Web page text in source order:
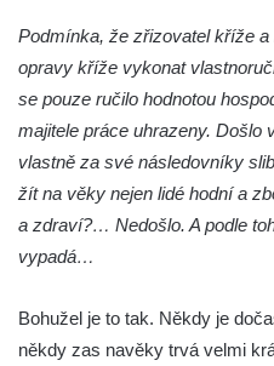
Kříž na rozcestí u domu čp.
Mikulášovicích
Wäberův kříž v zahradě
Mikulášovicích
Kříž na louce v horních
Mikulášovicích
Kříž manželů Endlerových u
Podmínka, že zřizovatel kříže
opravy kříže vykonat
se pouze ručilo hodnotou
majitele práce uhrazeny. Došlo
vlastně za své následovníky
žít na věky nejen lidé hodní a
a zdraví?… Nedošlo. A podle
vypadá…
Bohužel je to tak. Někdy je
někdy zas navěky trvá velmi